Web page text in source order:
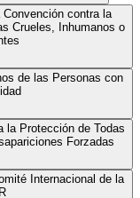
contra la
Crueles, Inhumanos o
de las Personas con
la Protección de Todas
Forzadas
Internacional de la